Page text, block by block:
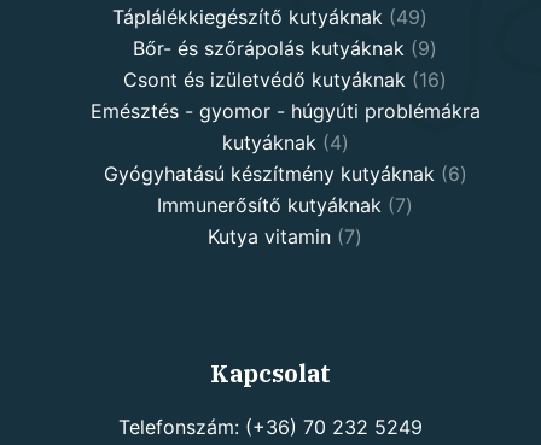
products
Táplálékkiegészítő kutyáknak 4949
products
Bőr- és szőrápolás kutyáknak 99
products
Csont és izületvédő kutyáknak 1616
products
Emésztés - gyomor - húgyúti problémákra
kutyáknak
44
products
Gyógyhatású készítmény kutyáknak 66
Immunerősítő kutyáknak 77
Kutya vitamin 77
Kapcsolat
Telefonszám: (+36) 70 232 5249